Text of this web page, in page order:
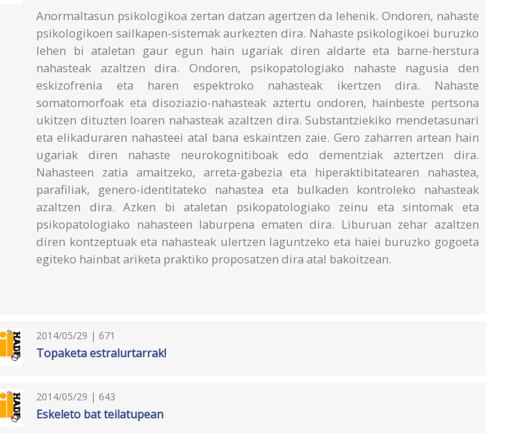
Anormaltasun psikologikoa zertan datzan agertzen da lehenik. Ondoren, nahaste
psikologikoen sailkapen-sistemak aurkezten dira. Nahaste psikologikoei buruzko
lehen bi ataletan gaur egun hain ugariak diren aldarte eta barne-herstura
nahasteak azaltzen dira. Ondoren, psikopatologiako nahaste nagusia den
eskizofrenia eta haren espektroko nahasteak ikertzen dira. Nahaste
somatomorfoak eta disoziazio-nahasteak aztertu ondoren, hainbeste pertsona
ukitzen dituzten loaren nahasteak azaltzen dira. Substantziekiko mendetasunari
eta elikaduraren nahasteei atal bana eskaintzen zaie. Gero zaharren artean hain
ugariak diren nahaste neurokognitiboak edo dementziak aztertzen dira.
Nahasteen zatia amaitzeko, arreta-gabezia eta hiperaktibitatearen nahastea,
parafiliak, genero-identitateko nahastea eta bulkaden kontroleko nahasteak
azaltzen dira. Azken bi ataletan psikopatologiako zeinu eta sintomak eta
psikopatologiako nahasteen laburpena ematen dira. Liburuan zehar azaltzen
diren kontzeptuak eta nahasteak ulertzen laguntzeko eta haiei buruzko gogoeta
egiteko hainbat ariketa praktiko proposatzen dira atal bakoitzean.
2014/05/29 | 671
Topaketa estralurtarrak!
2014/05/29 | 643
Eskeleto bat teilatupean